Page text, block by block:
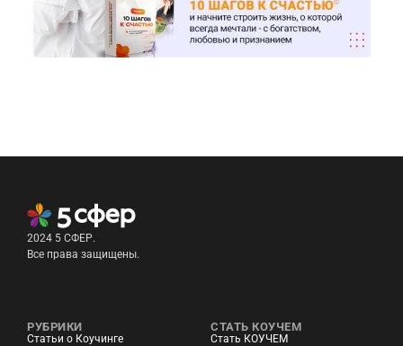
2024 5 СФЕР.
Все права защищены.
РУБРИКИ
Статьи о Коучинге
СТАТЬ КОУЧЕМ
Стать КОУЧЕМ